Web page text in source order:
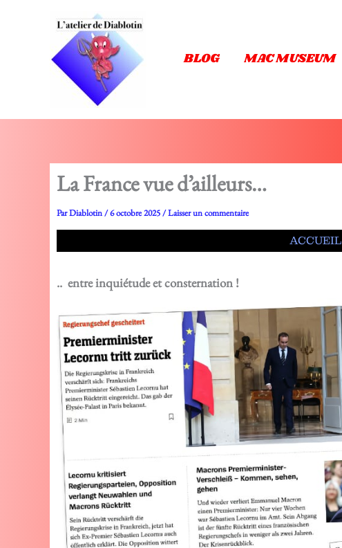
BLOG MAC MUSEUM
La France vue d’ailleurs…
ParDiablotin/6 octobre 2025/Laisser un commentaire
ACCUEIL
.. entre inquiétude et consternation !